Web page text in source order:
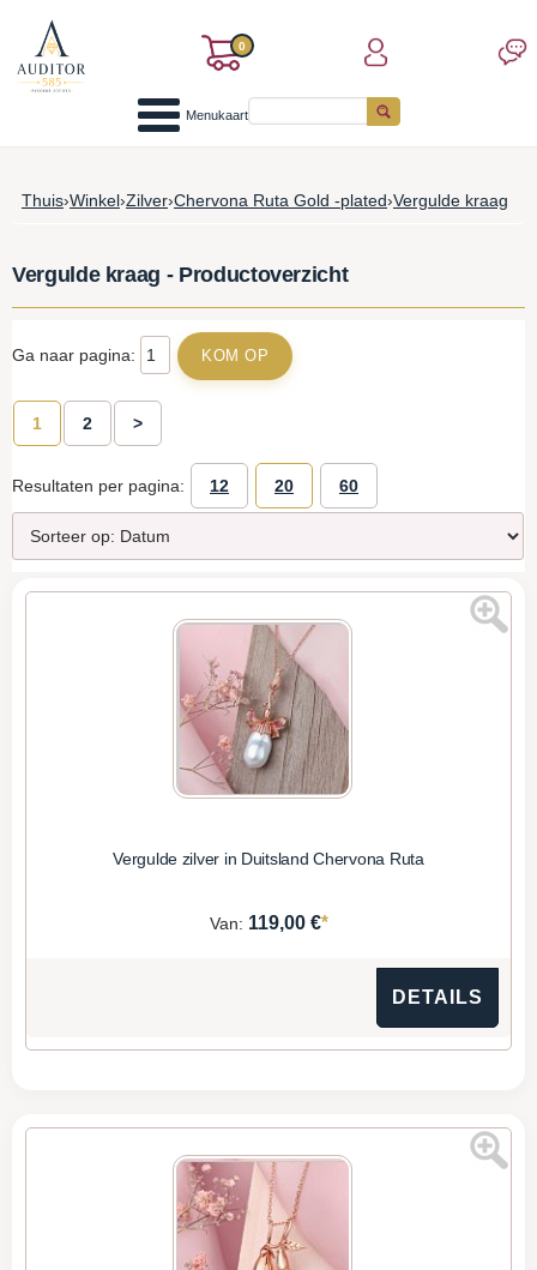
0
Menukaart
Thuis›Winkel›Zilver›Chervona Ruta Gold -plated›Vergulde kraag
Vergulde kraag - Productoverzicht
Ga naar pagina:
1 2 >
Resultaten per pagina: 12 20 60
Vergulde zilver in Duitsland Chervona Ruta
Van: 119,00 €*
DETAILS